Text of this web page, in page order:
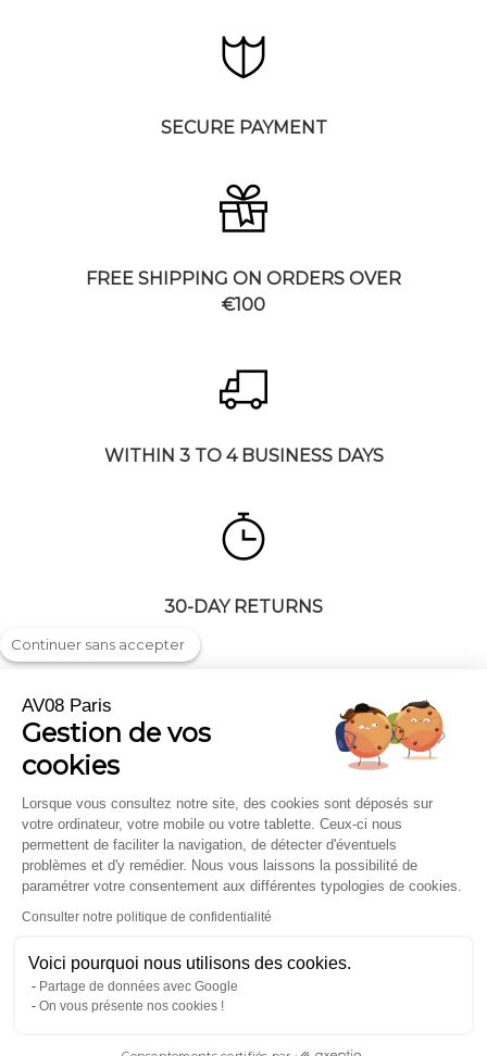
SECURE PAYMENT
FREE SHIPPING ON ORDERS OVER
€100
WITHIN 3 TO 4 BUSINESS DAYS
30-DAY RETURNS
Shipping & returns
FAQ
Legal notice
Terms of sale
Where to find us ?
Contact
Press highlights
Trade and Corporate
Gift cards
Scarfs
Inscription À La Newsletter
pour recevoir toute l'actualité
Continuer sans accepter
AV08 Paris
Gestion de vos
cookies
Lorsque vous consultez notre site, des cookies sont déposés sur
votre ordinateur, votre mobile ou votre tablette. Ceux-ci nous
permettent de faciliter la navigation, de détecter d'éventuels
problèmes et d'y remédier. Nous vous laissons la possibilité de
paramétrer votre consentement aux différentes typologies de cookies.
Consulter notre politique de confidentialité
Voici pourquoi nous utilisons des cookies.
Partage de données avec Google
On vous présente nos cookies !